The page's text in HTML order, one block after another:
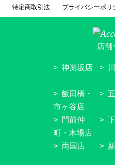
特定商取引法 プライバシーポリ
店舗
神楽坂店
飯田橋・
市ヶ谷店
門前仲
町・木場店
両国店